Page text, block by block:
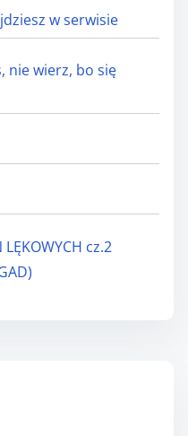
w serwisie
nie wierz, bo się
LĘKOWYCH cz.2